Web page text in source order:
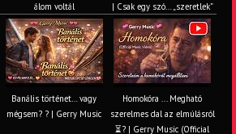
álom voltál
| Csak egy szó… „szeretlek”
Banális történet… vagy
mégsem? ? | Gerry Music
Homokóra ... Megható
szerelmes dal az elmúlásról
⏳? | Gerry Music (Official